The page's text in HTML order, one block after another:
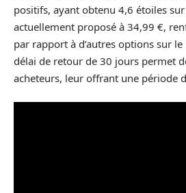
positifs, ayant obtenu 4,6 étoiles
actuellement proposé à 34,99 €,
par rapport à d’autres options sur
délai de retour de 30 jours permet
acheteurs, leur offrant une période